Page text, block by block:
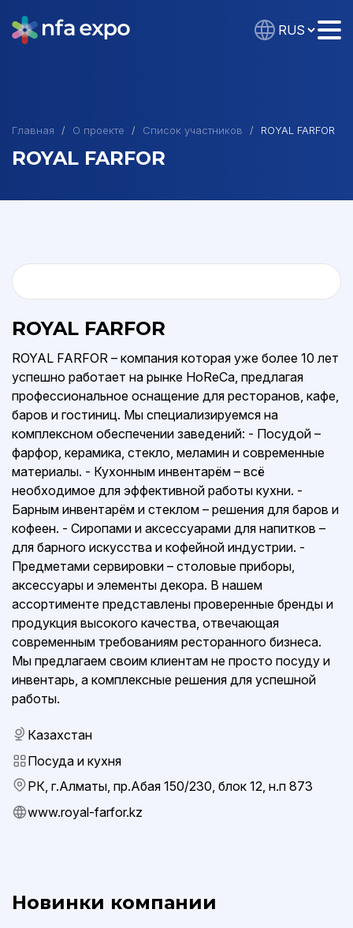
Главная О проекте Список участников ROYAL FARFOR
ROYAL FARFOR
ROYAL FARFOR
ROYAL FARFOR – компания которая уже более 10 лет
успешно работает на рынке HoReCa, предлагая
профессиональное оснащение для ресторанов, кафе,
баров и гостиниц. Мы специализируемся на
комплексном обеспечении заведений: - Посудой –
фарфор, керамика, стекло, меламин и современные
материалы. - Кухонным инвентарём – всё
необходимое для эффективной работы кухни. -
Барным инвентарём и стеклом – решения для баров и
кофеен. - Сиропами и аксессуарами для напитков –
для барного искусства и кофейной индустрии. -
Предметами сервировки – столовые приборы,
аксессуары и элементы декора. В нашем
ассортименте представлены проверенные бренды и
продукция высокого качества, отвечающая
современным требованиям ресторанного бизнеса.
Мы предлагаем своим клиентам не просто посуду и
инвентарь, а комплексные решения для успешной
работы.
Казахстан
Посуда и кухня
РК, г.Алматы, пр.Абая 150/230, блок 12, н.п 873
www.royal-farfor.kz
Новинки компании